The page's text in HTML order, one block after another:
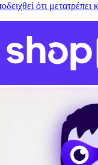
ότι μετατρέπει